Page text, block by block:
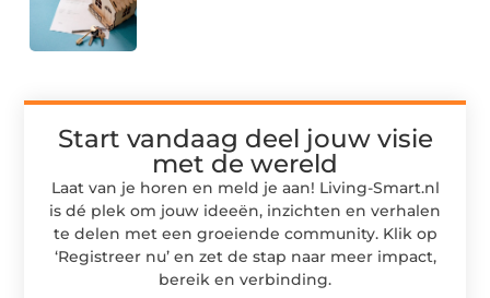
Start vandaag deel jouw visie
met de wereld
Laat van je horen en meld je aan! Living-Smart.nl
is dé plek om jouw ideeën, inzichten en verhalen
te delen met een groeiende community. Klik op
‘Registreer nu’ en zet de stap naar meer impact,
bereik en verbinding.